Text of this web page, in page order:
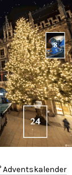
Adventskalender